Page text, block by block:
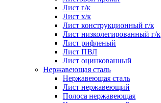
Лист г/к
Лист х/к
Лист конструкционный г/к
Лист низколегированный г/к
Лист рифленый
Лист ПВЛ
Лист оцинкованный
Нержавеющая сталь
Нержавеющая сталь
Лист нержавеющий
Полоса нержавеющая